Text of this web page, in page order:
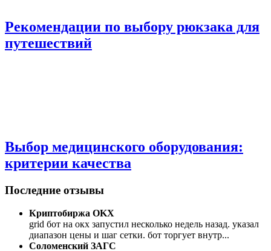
Рекомендации по выбору рюкзака для
путешествий
Выбор медицинского оборудования:
критерии качества
Последние отзывы
Криптобиржа OKX
grid бот на окх запустил несколько недель назад. указал
диапазон цены и шаг сетки. бот торгует внутр...
Соломенский ЗАГС